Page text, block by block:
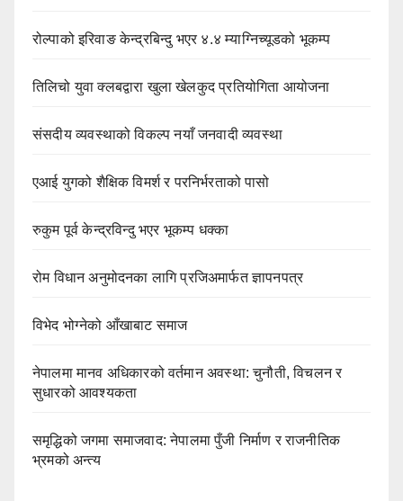
रोल्पाको इरिवाङ केन्द्रबिन्दु भएर ४.४ म्याग्निच्यूडको भूकम्प
तिलिचो युवा क्लबद्वारा खुला खेलकुद प्रतियोगिता आयोजना
संसदीय व्यवस्थाको विकल्प नयाँ जनवादी व्यवस्था
एआई युगको शैक्षिक विमर्श र परनिर्भरताको पासो
रुकुम पूर्व केन्द्रविन्दु भएर भूकम्प धक्का
रोम विधान अनुमोदनका लागि प्रजिअमार्फत ज्ञापनपत्र
विभेद भोग्नेको आँखाबाट समाज
नेपालमा मानव अधिकारको वर्तमान अवस्था: चुनौती, विचलन र
सुधारको आवश्यकता
समृद्धिको जगमा समाजवाद: नेपालमा पुँजी निर्माण र राजनीतिक
भ्रमको अन्त्य